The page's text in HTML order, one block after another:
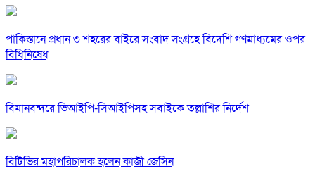
পাকিস্তানে প্রধান ৩ শহরের বাইরে সংবাদ সংগ্রহে বিদেশি গণমাধ্যমের ওপর
বিধিনিষেধ
বিমানবন্দরে ভিআইপি-সিআইপিসহ সবাইকে তল্লাশির নির্দেশ
বিটিভির মহাপরিচালক হলেন কাজী জেসিন